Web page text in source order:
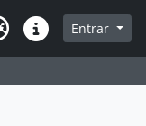
Atalhos Entrar